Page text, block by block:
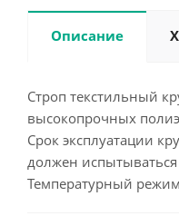
Описание
Строп текстильный
высокопрочных
Срок эксплуатации
должен
Температурный режим